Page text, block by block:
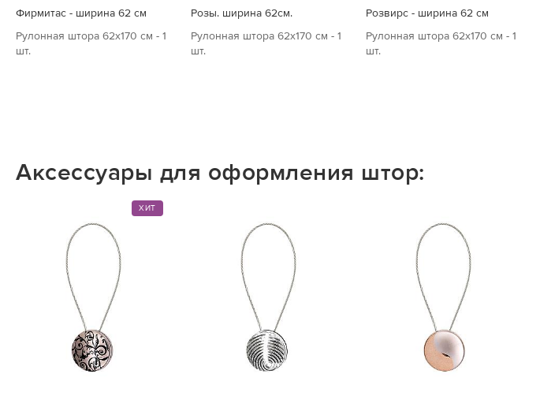
Фирмитас - ширина 62 см
Рулонная штора 62х170 см - 1
шт.
Розы. ширина 62см.
Рулонная штора 62х170 см - 1
шт.
Розвирс - ширина 62 см
Рулонная штора 62х170 см - 1
шт.
Аксессуары для оформления штор:
ХИТ